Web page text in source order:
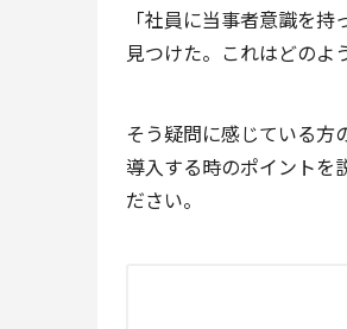
「社員に当事者意識を
見つけた。これはどのよ
そう疑問に感じている方
導入する時のポイントを
ださい。